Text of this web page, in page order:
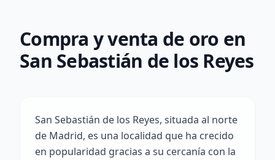
Compra y venta de oro en
San Sebastián de los Reyes
San Sebastián de los Reyes, situada al norte
de Madrid, es una localidad que ha crecido
en popularidad gracias a su cercanía con la